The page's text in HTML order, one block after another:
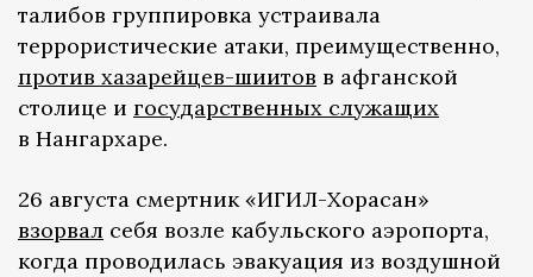
талибов группировка устраивала
террористические атаки, преимущественно,
против хазарейцев-шиитов в афганской
столице и государственных служащих
в Нангархаре.
26 августа смертник «ИГИЛ-Хорасан»
взорвал себя возле кабульского аэропорта,
когда проводилась эвакуация из воздушной